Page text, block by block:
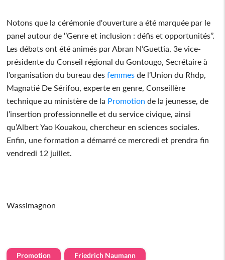
Notons que la cérémonie d'ouverture a été marquée par le
panel autour de ‘’Genre et inclusion : défis et opportunités’’.
Les débats ont été animés par Abran N’Guettia, 3e vice-
présidente du Conseil régional du Gontougo, Secrétaire à
l’organisation du bureau des femmes de l’Union du Rhdp,
Magnatié De Sérifou, experte en genre, Conseillère
technique au ministère de la Promotion de la jeunesse, de
l’insertion professionnelle et du service civique, ainsi
qu’Albert Yao Kouakou, chercheur en sciences sociales.
Enfin, une formation a démarré ce mercredi et prendra fin
vendredi 12 juillet.
Wassimagnon
Promotion Friedrich Naumann